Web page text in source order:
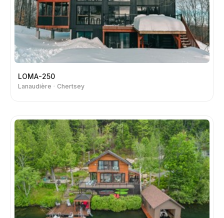
LOMA-250
Lanaudière Chertsey